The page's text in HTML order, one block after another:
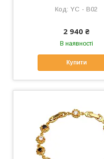
YC - B02
2 940 ₴
В наявності
Купити